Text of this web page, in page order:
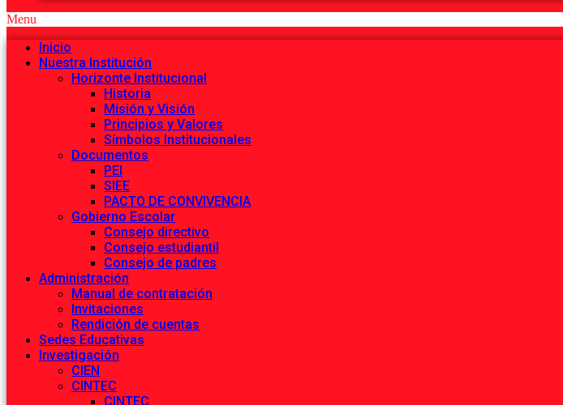
Menu
Inicio
Nuestra Institución
Horizonte Institucional
Historia
Misión y Visión
Principios y Valores
Símbolos Institucionales
Documentos
PEI
SIEE
PACTO DE CONVIVENCIA
Gobierno Escolar
Consejo directivo
Consejo estudiantil
Consejo de padres
Administración
Manual de contratación
Invitaciones
Rendición de cuentas
Sedes Educativas
Investigación
CIEN
CINTEC
CINTEC